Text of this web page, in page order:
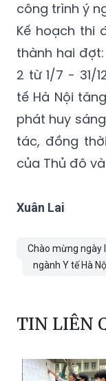
bảo chất
đăng ký và
công trình ý
Kế hoạch thi
thành hai
2 từ 1/7 - 31/
tế Hà Nội
phát huy
của Thủ đô và
Xuân Lai
ngành Y tế Hà Nội
TIN LIÊN